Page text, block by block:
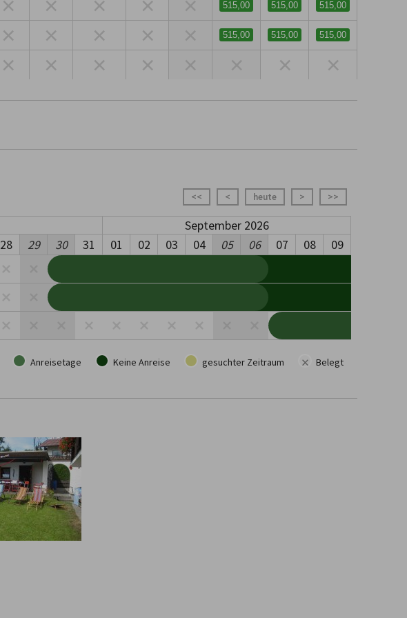
515,00 515,00 515,00
× × × × 515,00 515,00 515,00
× × × × × ×
<< < heute > >>
September 2026
28 29 30 31 01 02 03 04 05 06 07 08 09
Anreisetage Keine Anreise gesuchter Zeitraum × Belegt